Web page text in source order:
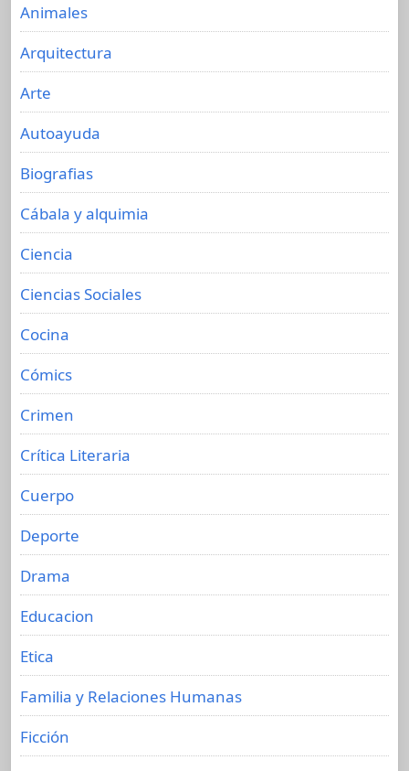
Animales
Arquitectura
Arte
Autoayuda
Biografias
Cábala y alquimia
Ciencia
Ciencias Sociales
Cocina
Cómics
Crimen
Crítica Literaria
Cuerpo
Deporte
Drama
Educacion
Etica
Familia y Relaciones Humanas
Ficción